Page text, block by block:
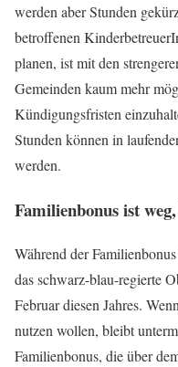
werden aber Stunden
betroffenen
planen, ist mit den
Gemeinden kaum mehr
Kündigungsfristen
Stunden können in
werden.
Familienbonus ist
Während der
das schwarz-blau-regierte
Februar diesen Jahres.
nutzen wollen, bleibt
Familienbonus, die über